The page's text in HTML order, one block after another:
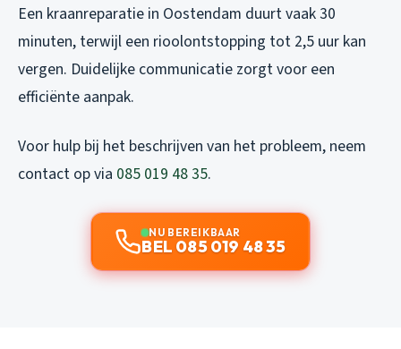
Een kraanreparatie in Oostendam duurt vaak 30
minuten, terwijl een rioolontstopping tot 2,5 uur kan
vergen. Duidelijke communicatie zorgt voor een
efficiënte aanpak.
Voor hulp bij het beschrijven van het probleem, neem
contact op via 085 019 48 35.
NU BEREIKBAAR
BEL 085 019 48 35